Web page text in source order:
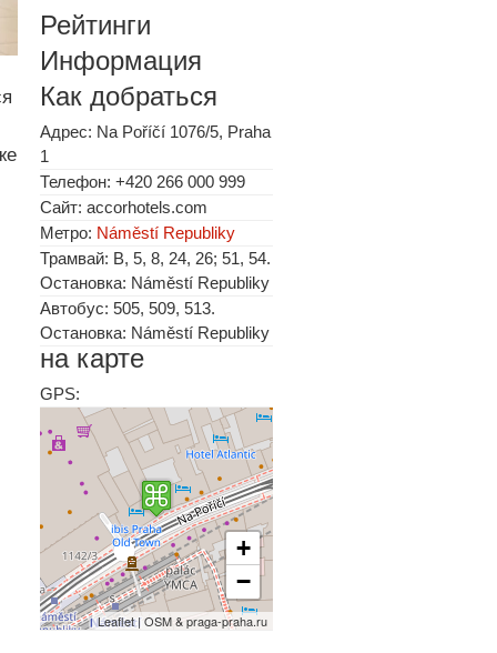
Рейтинги
Информация
Как добраться
Адрес: Na Poříčí 1076/5, Praha
1
Телефон: +420 266 000 999
Сайт: accorhotels.com
Метро: Náměstí Republiky
Трамвай: B, 5, 8, 24, 26; 51, 54.
Остановка: Náměstí Republiky
Автобус: 505, 509, 513.
Остановка: Náměstí Republiky
на карте
GPS:
+
−
Leaflet | OSM & praga-praha.ru